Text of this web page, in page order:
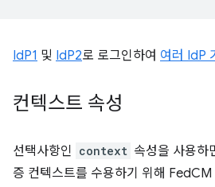
IdP1 및 IdP2로 로그인하여 여러 IdP
컨텍스트 속성
선택사항인 context 속성을 사용하
증 컨텍스트를 수용하기 위해 FedCM